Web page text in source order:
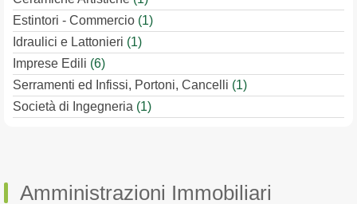
Estintori - Commercio (1)
Idraulici e Lattonieri (1)
Imprese Edili (6)
Serramenti ed Infissi, Portoni, Cancelli (1)
Società di Ingegneria (1)
Amministrazioni Immobiliari